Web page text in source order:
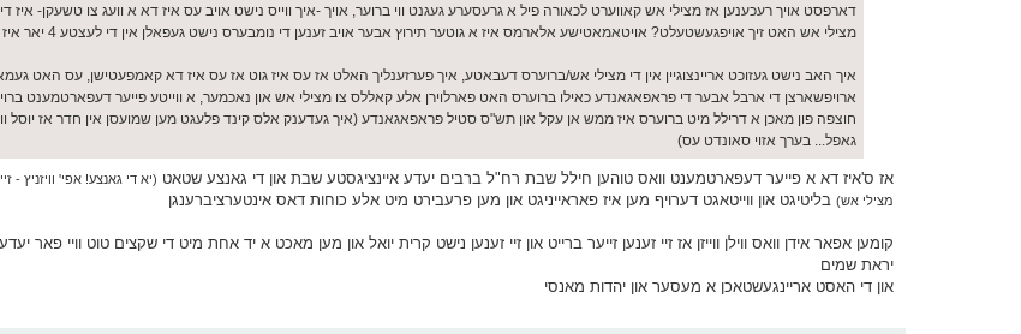
מצילי אש האט זיך אויפגעשטעלט? אויטאמאטישע אלארמס איז א גוטער תירוץ אבער אויב זענען די נומבערס נישט געפאלן אין די לעצטע 4 יאר איז עס סתם לופט.
איך האב נישט געזוכט אריינצוגיין אין די מצילי אש/ברוערס דעבאטע, איך פערזענליך האלט אז עס איז גוט אז עס איז דא קאמפעטישן, עס האט
ארויפשארצן די ארבל אבער די פראפאגאנדע כאילו ברוערס האט פארלוירן אלע קאללס צו מצילי אש און נאכמער, א ווייטע פייער דעפארטמענט
חוצפה פון מאכן א דרילל מיט ברוערס איז ממש אן עקל און תש"ס סטיל פראפאגאנדע (איך געדענק אלס קינד פלעגט מען שמועסן אין חדר אז
גאפל... בערך אזוי סאונדט עס)
אז ס'איז דא א פייער דעפארטמענט וואס טוהען חילל שבת רח"ל ברבים יעדע איינציגסטע שבת און די גאנצע שטאט (יא די גאנצע! אפי' וויזניץ -
מצילי אש) בליטיגט און ווייטאגט דערויף מען איז פאראייניגט און מען פרעבירט מיט אלע כוחות דאס אינטערציברענגן
קומען אפאר אידן וואס ווילן ווייזן אז זיי זענען זייער ברייט און זיי זענען נישט קרית יואל און מען מאכט א יד אחת מיט די שקצים טוט וויי פאר
יראת שמים
און די האסט אריינגעשטאכן א מעסער און יהדות מאנסי